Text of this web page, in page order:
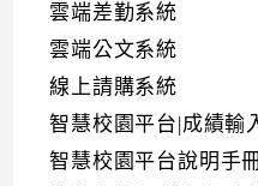
雲端差勤系統
雲端公文系統
線上請購系統
智慧校園平台|成績輸
智慧校園平台說明手